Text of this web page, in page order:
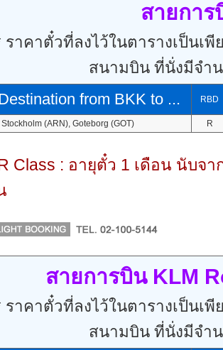
สายการ
ราคาตั๋วที่ลงไว้ในตารางเป็นเ
สนามบิน ที่นั่งมีจำ
from BKK to ...
RBD
Stockholm (ARN), Goteborg (GOT) R
Class : อายุตั๋ว 1 เดือน นับจ
สายการบิน KLM
ราคาตั๋วที่ลงไว้ในตารางเป็นเ
สนามบิน ที่นั่งมีจำ